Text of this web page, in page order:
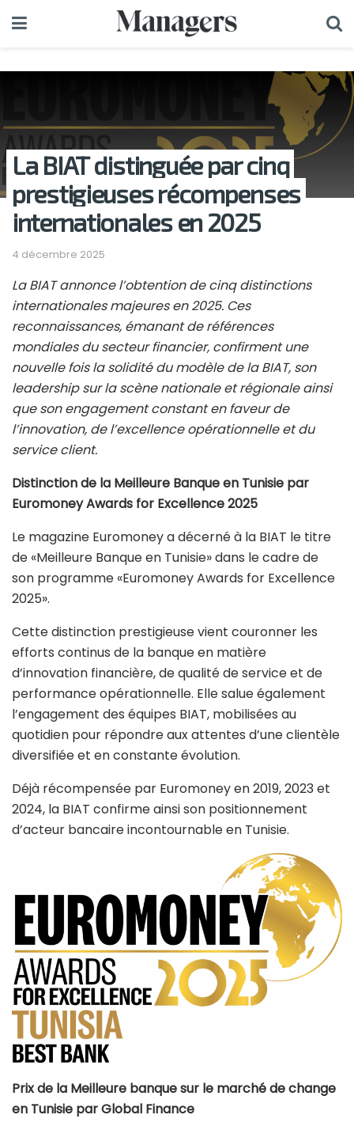
La BIAT distinguée par cinq
prestigieuses récompenses
internationales en 2025
4 décembre 2025
La BIAT annonce l’obtention de cinq distinctions
internationales majeures en 2025. Ces
reconnaissances, émanant de références
mondiales du secteur financier, confirment une
nouvelle fois la solidité du modèle de la BIAT, son
leadership sur la scène nationale et régionale ainsi
que son engagement constant en faveur de
l’innovation, de l’excellence opérationnelle et du
service client.
Distinction de la Meilleure Banque en Tunisie par
Euromoney Awards for Excellence 2025
Le magazine Euromoney a décerné à la BIAT le titre
de «Meilleure Banque en Tunisie» dans le cadre de
son programme «Euromoney Awards for Excellence
2025».
Cette distinction prestigieuse vient couronner les
efforts continus de la banque en matière
d’innovation financière, de qualité de service et de
performance opérationnelle. Elle salue également
l’engagement des équipes BIAT, mobilisées au
quotidien pour répondre aux attentes d’une clientèle
diversifiée et en constante évolution.
Déjà récompensée par Euromoney en 2019, 2023 et
2024, la BIAT confirme ainsi son positionnement
d’acteur bancaire incontournable en Tunisie.
Prix de la Meilleure banque sur le marché de change
en Tunisie par Global Finance